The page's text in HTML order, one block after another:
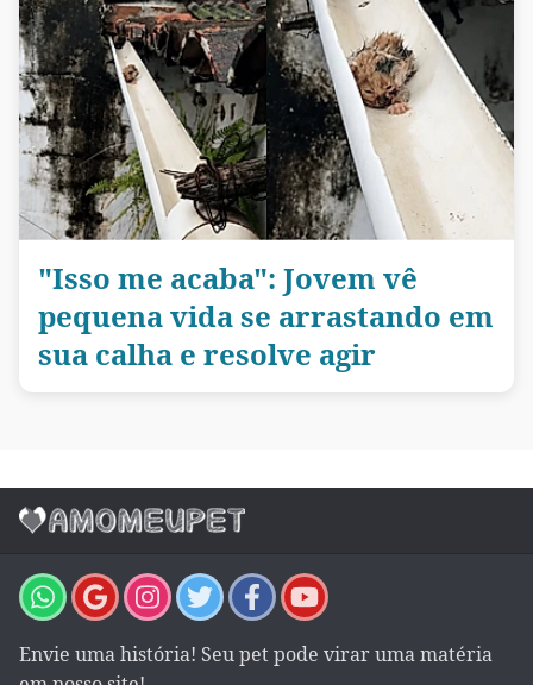
"Isso me acaba": Jovem vê
pequena vida se arrastando em
sua calha e resolve agir
Envie uma história! Seu pet pode virar uma matéria